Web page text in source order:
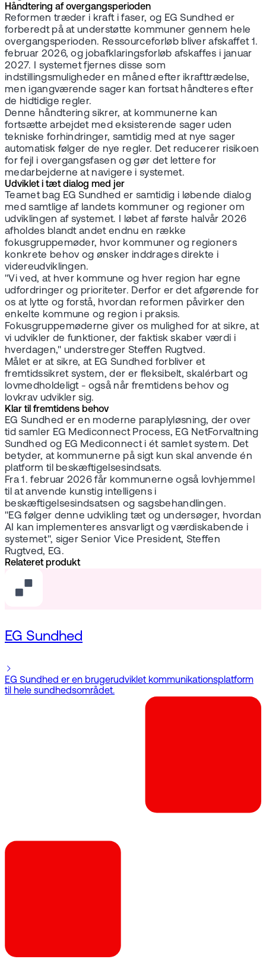
Håndtering af overgangsperioden
Reformen træder i kraft i faser, og EG Sundhed er
forberedt på at understøtte kommuner gennem hele
overgangsperioden. Ressourceforløb bliver afskaffet 1.
februar 2026, og jobafklaringsforløb afskaffes i januar
2027. I systemet fjernes disse som
indstillingsmuligheder en måned efter ikrafttrædelse,
men igangværende sager kan fortsat håndteres efter
de hidtidige regler.
Denne håndtering sikrer, at kommunerne kan
fortsætte arbejdet med eksisterende sager uden
tekniske forhindringer, samtidig med at nye sager
automatisk følger de nye regler. Det reducerer risikoen
for fejl i overgangsfasen og gør det lettere for
medarbejderne at navigere i systemet.
Udviklet i tæt dialog med jer
Teamet bag EG Sundhed er samtidig i løbende dialog
med samtlige af landets kommuner og regioner om
udviklingen af systemet. I løbet af første halvår 2026
afholdes blandt andet endnu en række
fokusgruppemøder, hvor kommuner og regioners
konkrete behov og ønsker inddrages direkte i
videreudviklingen.
"Vi ved, at hver kommune og hver region har egne
udfordringer og prioriteter. Derfor er det afgørende for
os at lytte og forstå, hvordan reformen påvirker den
enkelte kommune og region i praksis.
Fokusgruppemøderne giver os mulighed for at sikre, at
vi udvikler de funktioner, der faktisk skaber værdi i
hverdagen," understreger Steffen Rugtved.
Målet er at sikre, at EG Sundhed forbliver et
fremtidssikret system, der er fleksibelt, skalérbart og
lovmedholdeligt - også når fremtidens behov og
lovkrav udvikler sig.
Klar til fremtidens behov
EG Sundhed er en moderne paraplyløsning, der over
tid samler EG Mediconnect Process, EG NetForvaltning
Sundhed og EG Mediconnect i ét samlet system. Det
betyder, at kommunerne på sigt kun skal anvende én
platform til beskæftigelsesindsats.
Fra 1. februar 2026 får kommunerne også lovhjemmel
til at anvende kunstig intelligens i
beskæftigelsesindsatsen og sagsbehandlingen.
"EG følger denne udvikling tæt og undersøger, hvordan
AI kan implementeres ansvarligt og værdiskabende i
systemet", siger Senior Vice President, Steffen
Rugtved, EG.
Relateret produkt
EG Sundhed
EG Sundhed er en brugerudviklet kommunikationsplatform
til hele sundhedsområdet.